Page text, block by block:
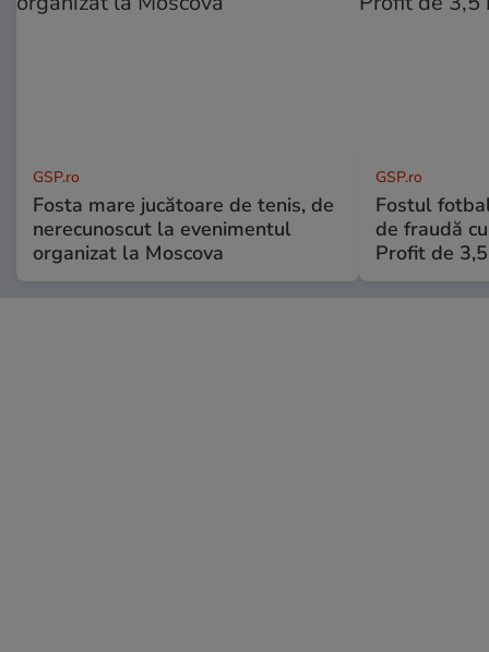
GSP.ro
Fosta mare jucătoare de tenis, de
nerecunoscut la evenimentul
organizat la Moscova
GSP.ro
Fostul
de fraudă
Profit de